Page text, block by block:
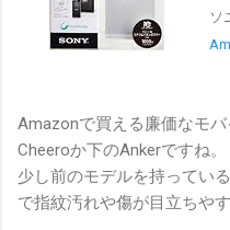
ソ
Amazonで買える廉価なモバ
Cheeroか下のAnkerですね。
少し前のモデルを持ってい
で指紋汚れや傷が目立ちや